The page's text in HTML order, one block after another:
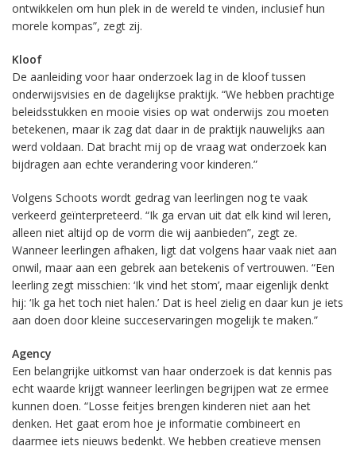
ontwikkelen om hun plek in de wereld te vinden, inclusief hun
morele kompas”, zegt zij.
Kloof
De aanleiding voor haar onderzoek lag in de kloof tussen
onderwijsvisies en de dagelijkse praktijk. “We hebben prachtige
beleidsstukken en mooie visies op wat onderwijs zou moeten
betekenen, maar ik zag dat daar in de praktijk nauwelijks aan
werd voldaan. Dat bracht mij op de vraag wat onderzoek kan
bijdragen aan echte verandering voor kinderen.”
Volgens Schoots wordt gedrag van leerlingen nog te vaak
verkeerd geïnterpreteerd. “Ik ga ervan uit dat elk kind wil leren,
alleen niet altijd op de vorm die wij aanbieden”, zegt ze.
Wanneer leerlingen afhaken, ligt dat volgens haar vaak niet aan
onwil, maar aan een gebrek aan betekenis of vertrouwen. “Een
leerling zegt misschien: ‘Ik vind het stom’, maar eigenlijk denkt
hij: ‘Ik ga het toch niet halen.’ Dat is heel zielig en daar kun je iets
aan doen door kleine succeservaringen mogelijk te maken.”
Agency
Een belangrijke uitkomst van haar onderzoek is dat kennis pas
echt waarde krijgt wanneer leerlingen begrijpen wat ze ermee
kunnen doen. “Losse feitjes brengen kinderen niet aan het
denken. Het gaat erom hoe je informatie combineert en
daarmee iets nieuws bedenkt. We hebben creatieve mensen